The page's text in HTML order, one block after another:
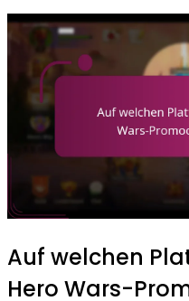
Auf welchen
Hero Wars-